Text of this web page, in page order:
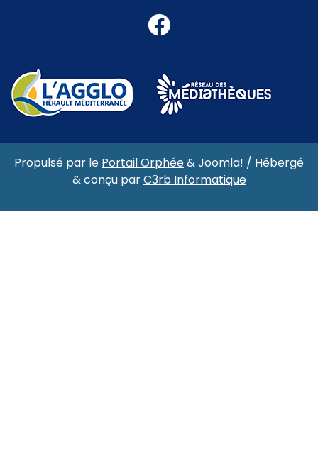
Propulsé par le Portail Orphée&Joomla! / Hébergé
& conçu parC3rb Informatique